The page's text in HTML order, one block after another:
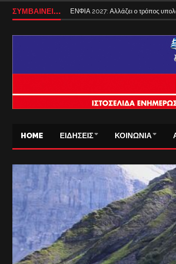
ΣΥΜΒΑΙΝΕΙ... ΕΝΦΙΑ 2027: Αλλάζει ο τρόπος
HOME ΕΙΔΗΣΕΙΣ ΚΟΙΝΩΝΙΑ